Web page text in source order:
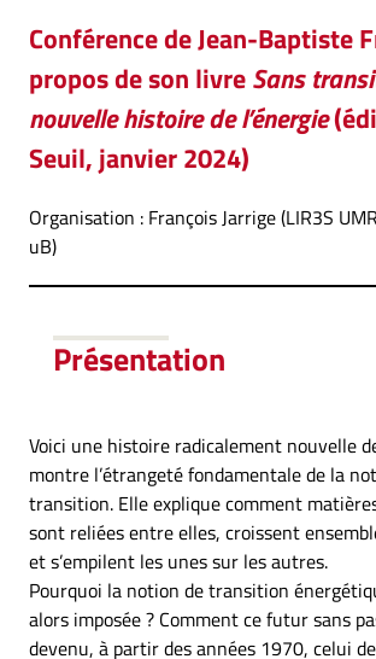
Conférence de Jean-Baptiste
propos de son livreSans
nouvelle histoire de l’énergie
Seuil, janvier 2024)
Organisation : François Jarrige (LIR3S
uB)
Présentation
Voici une histoire radicalement nouvelle
montre l’étrangeté fondamentale de la
transition. Elle explique comment
sont reliées entre elles, croissent
et s’empilent les unes sur les autres.
Pourquoi la notion de transition
alors imposée ? Comment ce futur sans
devenu, à partir des années 1970, celui